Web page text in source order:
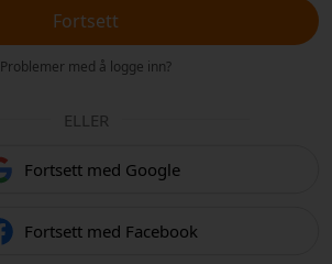
Fortsett
Problemer med å logge inn?
ELLER
Fortsett med Google
Fortsett med Facebook